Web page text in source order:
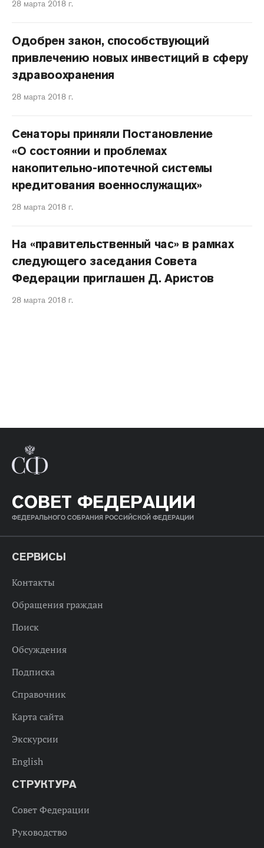
28 марта 2018 г.
Одобрен закон, способствующий
привлечению новых инвестиций в сферу
здравоохранения
28 марта 2018 г.
Сенаторы приняли Постановление
«О состоянии и проблемах
накопительно-ипотечной системы
кредитования военнослужащих»
28 марта 2018 г.
На «правительственный час» в рамках
следующего заседания Совета
Федерации приглашен Д. Аристов
28 марта 2018 г.
СОВЕТ ФЕДЕРАЦИИ
ФЕДЕРАЛЬНОГО СОБРАНИЯ РОССИЙСКОЙ ФЕДЕРАЦИИ
СЕРВИСЫ
Контакты
Обращения граждан
Поиск
Обсуждения
Подписка
Справочник
Карта сайта
Экскурсии
English
СТРУКТУРА
Совет Федерации
Руководство